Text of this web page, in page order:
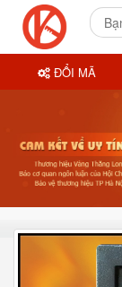
ĐỔI MÃ